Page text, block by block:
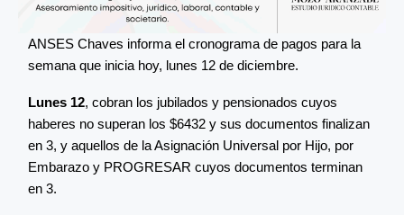
ANSES Chaves informa el cronograma de pagos para la
semana que inicia hoy, lunes 12 de diciembre.
Lunes 12, cobran los jubilados y pensionados cuyos
haberes no superan los $6432 y sus documentos finalizan
en 3, y aquellos de la Asignación Universal por Hijo, por
Embarazo y PROGRESAR cuyos documentos terminan
en 3.